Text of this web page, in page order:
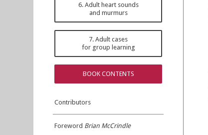
6. Adult heart sounds
and murmurs
7. Adult cases
for group learning
BOOK CONTENTS
Contributors
Foreword Brian McCrindle